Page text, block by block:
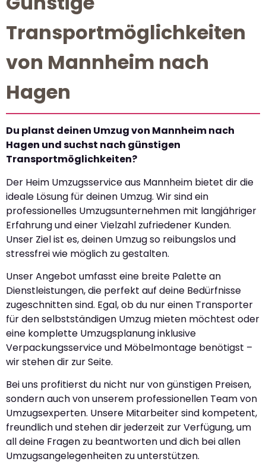
Transportmöglichkeiten
von Mannheim nach
Hagen
Du planst deinen Umzug von Mannheim nach
Hagen und suchst nach günstigen
Transportmöglichkeiten?
Der Heim Umzugsservice aus Mannheim bietet dir die
ideale Lösung für deinen Umzug. Wir sind ein
professionelles Umzugsunternehmen mit langjähriger
Erfahrung und einer Vielzahl zufriedener Kunden.
Unser Ziel ist es, deinen Umzug so reibungslos und
stressfrei wie möglich zu gestalten.
Unser Angebot umfasst eine breite Palette an
Dienstleistungen, die perfekt auf deine Bedürfnisse
zugeschnitten sind. Egal, ob du nur einen Transporter
für den selbstständigen Umzug mieten möchtest oder
eine komplette Umzugsplanung inklusive
Verpackungsservice und Möbelmontage benötigst –
wir stehen dir zur Seite.
Bei uns profitierst du nicht nur von günstigen Preisen,
sondern auch von unserem professionellen Team von
Umzugsexperten. Unsere Mitarbeiter sind kompetent,
freundlich und stehen dir jederzeit zur Verfügung, um
all deine Fragen zu beantworten und dich bei allen
Umzugsangelegenheiten zu unterstützen.